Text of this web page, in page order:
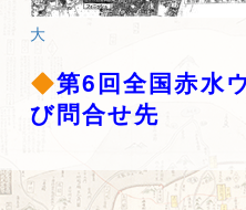
大
第6回全国赤水
び問合せ先